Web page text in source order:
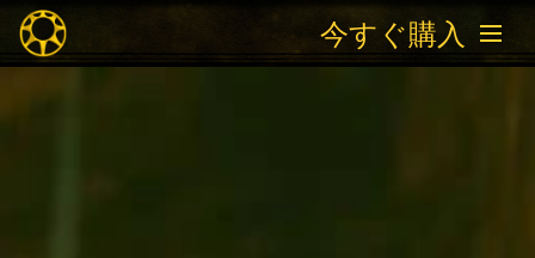
今すぐ購入